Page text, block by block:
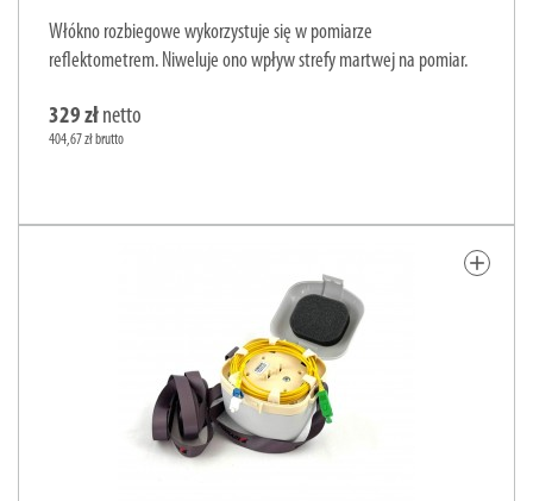
Włókno rozbiegowe wykorzystuje się w pomiarze
reflektometrem. Niweluje ono wpływ strefy martwej na pomiar.
329 zł netto
404,67 zł brutto
add